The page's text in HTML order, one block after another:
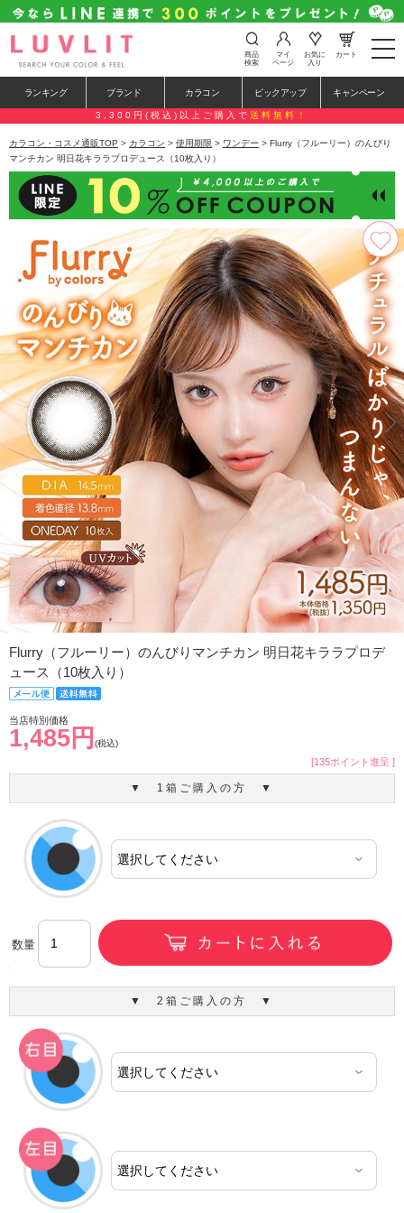
t
o
e
n
a
a
i
o
n
商品
検索
マイ
ページ
お気に
入り
カート
ランキング ブランド カラコン ピックアップ キャンペーン
3,300円(税込)以上ご購入で 送料無料！
カラコン・コスメ通販TOP > カラコン > 使用期限 > ワンデー > Flurry（フルーリー）のんびり
マンチカン 明日花キララプロデュース（10枚入り）
Flurry（フルーリー）のんびりマンチカン 明日花キララプロデ
ュース（10枚入り）
当店特別価格
1,485円 (税込)
[135ポイント進呈 ]
▼ 1箱ご購入の方 ▼
数量
▼ 2箱ご購入の方 ▼